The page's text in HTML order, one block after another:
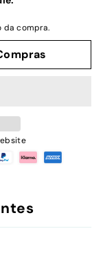
da compra.